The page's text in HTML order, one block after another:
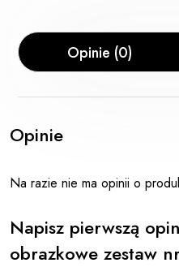
Opinie (0)
Opinie
Na razie nie ma opinii o
Napisz pierwszą
obrazkowe zestaw